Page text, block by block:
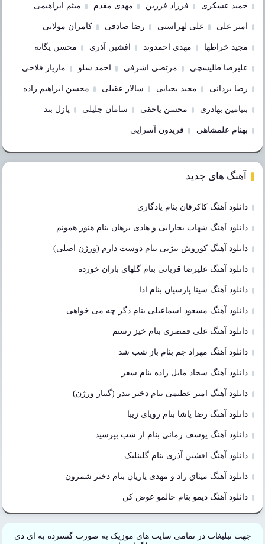
حمید عسکری فرزاد فرزین مهدی مقدم میثم ابراهیمی
امیر علی علی لهراسبی رضا صادقی کامران مولایی
مجید خراطها مهدی احمدوند افشین آذری محسن یگانه
علیرضا طلیسچی مرتضی اشرفی احمد سلو مازیار فلاحی
رضا یزدانی مجید یحیایی سالار عقیلی محسن ابراهیم زاده
بنیامین بهادری محسن یاحقی سامان جلیلی پازل بند
بهنام علمشاهی فریدون آسرایی
آهنگ های جدید
دانلود آهنگ کاکرفان بنام یادگاری
دانلود آهنگ شهاب بخارایی و هادی برهان بنام هنوز همونم
دانلود آهنگ کوروش بیژنی بنام دوست دارم (ورژن اصلی)
دانلود آهنگ علیرضا قربانی بنام گلهای باران خورده
دانلود آهنگ سینا پارسیان بنام ادا
دانلود آهنگ مسعود اسماعیلی بنام دگر چه می خواهی
دانلود آهنگ علی قمصری بنام خیز رستم
دانلود آهنگ مهراد جم بنام باز شب شد
دانلود آهنگ سجاد مایل زاده بنام سفر
دانلود آهنگ امیر عظیمی بنام دختر بندر (گیتار ورژن)
دانلود آهنگ رضا پاشا بنام رویای زیبا
دانلود آهنگ یوسف زمانی بنام از شب بپرسید
دانلود آهنگ افشین آذری بنام گلینلیک
دانلود آهنگ میثاق راد و مهدی یاریان بنام دختر شمرون
دانلود آهنگ دیمو بنام حالمو عوض کن
جهت تبلیغات در تمامی سایت های موزیک به صورت گسترده به ای دی